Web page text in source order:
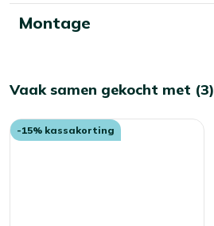
Montage
Vaak samen gekocht met (3)
-15% kassakorting